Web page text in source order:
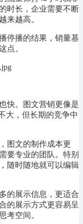
时长，企业需要不断
来越高。
停播的结果，销量基
点。
快。图文营销更像是
大，但长期的竞争中
图文的制作成本更
要专业的团队。特别
随时随地就可以编辑
的展示信息，更适合
的展示方式更容易呈
考空间。